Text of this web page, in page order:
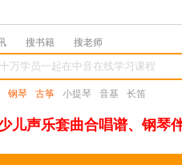
搜书籍 搜老师
钢琴 古筝 小提琴 音基 长笛
儿声乐套曲合唱谱、钢琴